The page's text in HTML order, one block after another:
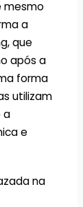
mesmo
a
que
após a
forma
utilizam
a
e
na